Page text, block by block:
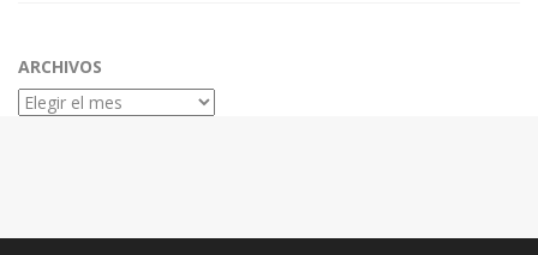
ARCHIVOS
Archivos